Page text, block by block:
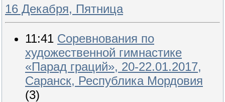
16 Декабря, Пятница
11:41 Соревнования по
художественной гимнастике
«Парад граций», 20-22.01.2017,
Саранск, Республика Мордовия
(3)